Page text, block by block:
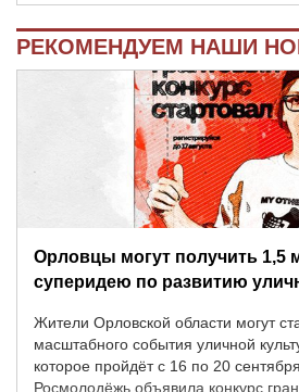
РЕКОМЕНДУЕМ НАШИ
Орловцы могут получить 1,5
суперидею по развитию
Жители Орловской области могут
масштабного события уличной
которое пройдёт с 16 по 20
Росмолодёжь объявила конкурс